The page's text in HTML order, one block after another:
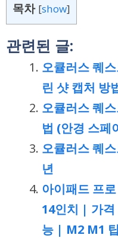
목차 [show]
관련된 글:
오큘러스 퀘
린 샷 캡처 방
오큘러스 퀘
법 (안경 스페
오큘러스 퀘
년
아이패드 프
14인치 | 가
능 | M2 M1